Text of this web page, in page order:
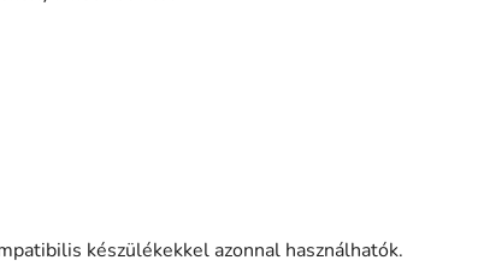
készülékekkel azonnal használhatók.